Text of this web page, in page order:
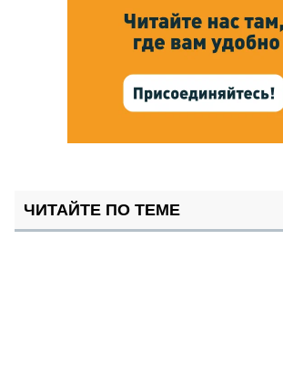
ЧИТАЙТЕ ПО ТЕМЕ